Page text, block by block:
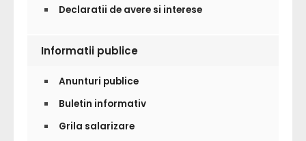
Declaratii de avere si interese
Informatii publice
Anunturi publice
Buletin informativ
Grila salarizare